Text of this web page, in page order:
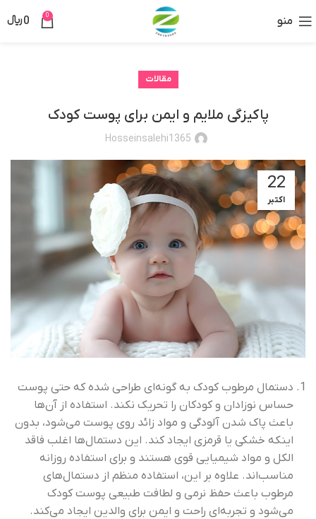
منو 0
0﷼
مقالات
پاکیزگی ملایم و ایمن برای پوست کودک
Hosseinsalehi1365
22
اکتبر
دستمال مرطوب کودک به گونه‌ای طراحی شده که حتی پوست
حساس نوزادان و کودکان را تحریک نکند. استفاده از آن‌ها
باعث پاک شدن آلودگی و مواد زائد روی پوست می‌شود، بدون
اینکه خشکی یا قرمزی ایجاد کند. این دستمال‌ها اغلب فاقد
الکل و مواد شیمیایی قوی هستند و برای استفاده روزانه
مناسب‌اند. علاوه بر این، استفاده منظم از دستمال‌های
مرطوب باعث حفظ نرمی و لطافت طبیعی پوست کودک
می‌شود و تجربه‌ای راحت و ایمن برای والدین ایجاد می‌کند.